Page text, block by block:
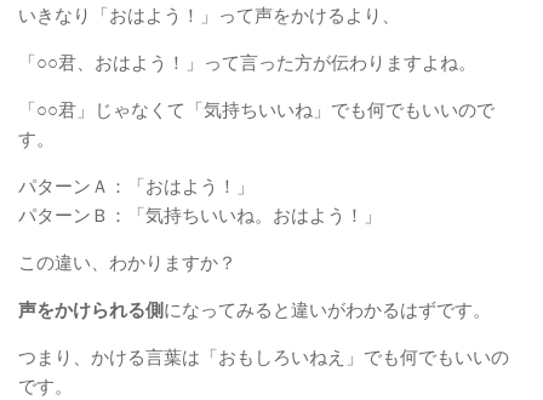
いきなり「おはよう！」って声をかけるより、
「○○君、おはよう！」って言った方が伝わりますよね。
「○○君」じゃなくて「気持ちいいね」でも何でもいいので
す。
パターンＡ：「おはよう！」
パターンＢ：「気持ちいいね。おはよう！」
この違い、わかりますか？
声をかけられる側になってみると違いがわかるはずです。
つまり、かける言葉は「おもしろいねえ」でも何でもいいの
です。